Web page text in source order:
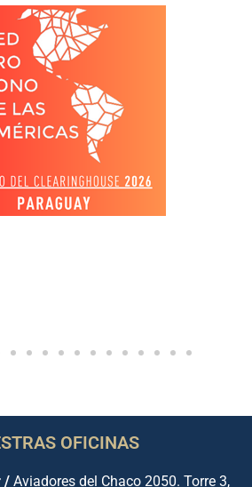
OFICINAS
/ Aviadores del Chaco 2050. Torre 3,